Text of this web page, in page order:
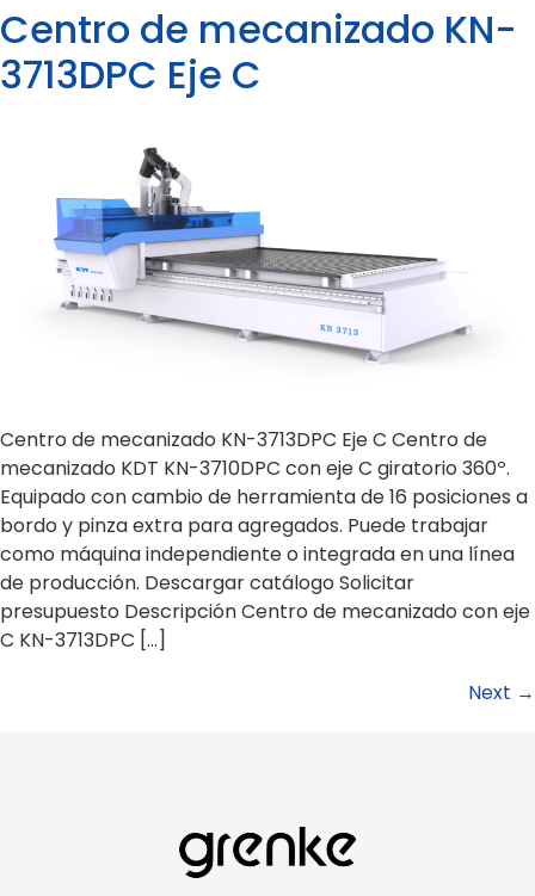
Centro de mecanizado KN-
3713DPC Eje C
Centro de mecanizado KN-3713DPC Eje C Centro de
mecanizado KDT KN-3710DPC con eje C giratorio 360º.
Equipado con cambio de herramienta de 16 posiciones a
bordo y pinza extra para agregados. Puede trabajar
como máquina independiente o integrada en una línea
de producción. Descargar catálogo Solicitar
presupuesto Descripción Centro de mecanizado con eje
C KN-3713DPC […]
Next →